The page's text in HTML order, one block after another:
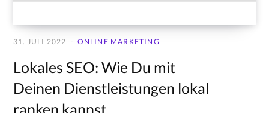
ONLINE MARKETING
31. JULI 2022
Lokales SEO: Wie Du mit
Deinen Dienstleistungen lokal
ranken kannst